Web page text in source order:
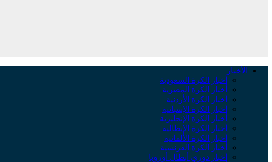
الأخبار
أخبار الكرة السعودية
أخبار الكرة المصرية
أخبار الكرة الأردنية
أخبار الكرة الإسبانية
أخبار الكرة الإنجليزية
أخبار الكرة الإيطالية
أخبار الكرة الألمانية
أخبار الكرة الفرنسية
أخبار دوري أبطال أوروبا